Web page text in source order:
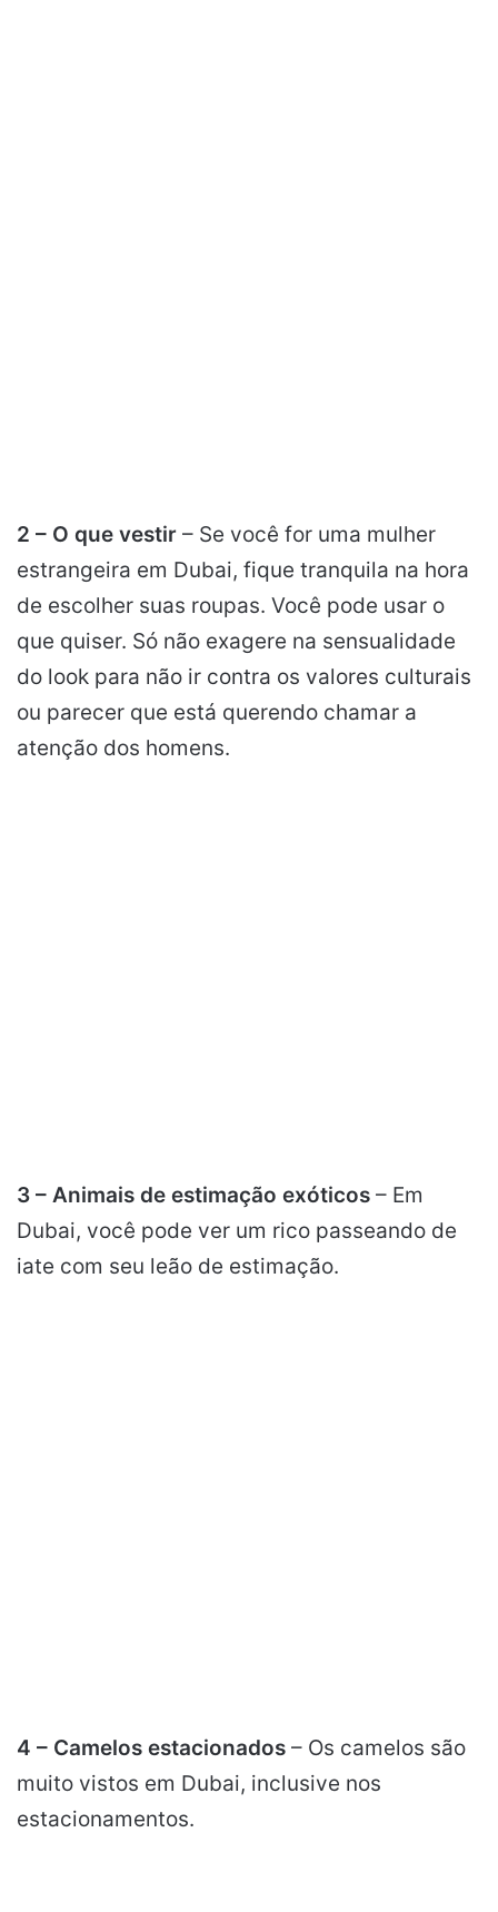
2 – O que vestir – Se você for uma mulher
estrangeira em Dubai, fique tranquila na hora
de escolher suas roupas. Você pode usar o
que quiser. Só não exagere na sensualidade
do look para não ir contra os valores culturais
ou parecer que está querendo chamar a
atenção dos homens.
3 – Animais de estimação exóticos – Em
Dubai, você pode ver um rico passeando de
iate com seu leão de estimação.
4 – Camelos estacionados – Os camelos são
muito vistos em Dubai, inclusive nos
estacionamentos.